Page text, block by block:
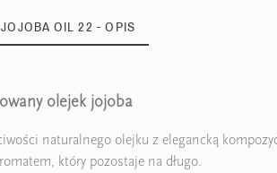
OIL 22 - OPIS
olejek jojoba
naturalnego olejku z elegancką
który pozostaje na długo.